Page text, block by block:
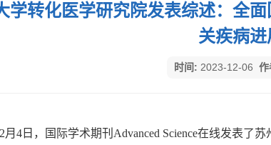
学转化医学研究院发表综述：全
关疾病
时间: 2023-12-06 作
月 4日，国际学术期刊 Advanced Science在线发表了苏